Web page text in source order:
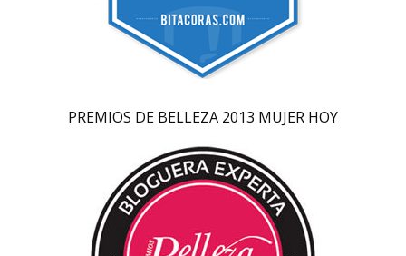
PREMIOS DE BELLEZA 2013 MUJER HOY